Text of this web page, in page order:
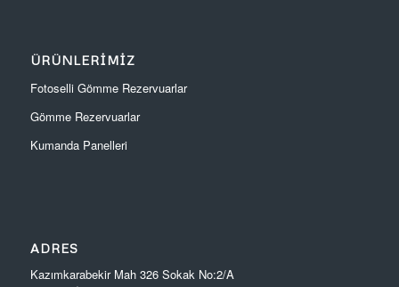
ÜRÜNLERIMIZ
Fotoselli Gömme Rezervuarlar
Gömme Rezervuarlar
Kumanda Panelleri
ADRES
Kazımkarabekir Mah 326 Sokak No:2/A